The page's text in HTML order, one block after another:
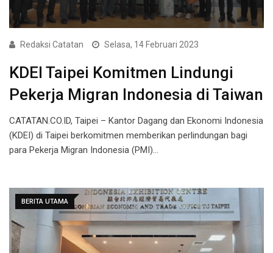
Redaksi Catatan Selasa, 14 Februari 2023
KDEI Taipei Komitmen Lindungi
Pekerja Migran Indonesia di Taiwan
CATATAN.CO.ID, Taipei – Kantor Dagang dan Ekonomi Indonesia
(KDEI) di Taipei berkomitmen memberikan perlindungan bagi
para Pekerja Migran Indonesia (PMI)…
BERITA UTAMA